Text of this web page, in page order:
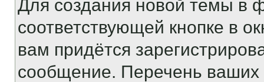
Для создания новой темы в
соответствующей кнопке в
вам придётся
сообщение. Перечень ваших